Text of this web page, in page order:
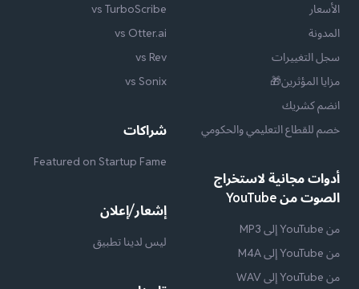
الأسعار
المدونة
سجل التغييرات
مزايا المؤثرين🎁
انضم كشريك
خصم للقطاع التعليمي والحكومي
أدوات مجانية لاستخراج
الصوت من YouTube
من YouTube إلى MP3
من YouTube إلى M4A
من YouTube إلى WAV
vs TurboScribe
vs Otter.ai
vs Rev
vs Sonix
شراكات
Featured on Startup Fame
إشعار/إعلان
ليس لدينا تطبيق